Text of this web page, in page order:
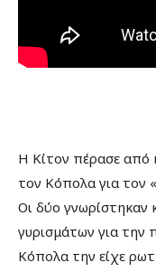
Η Κίτον πέρασε από
τον Κόπολα για τον
Οι δύο γνωρίστηκαν
γυρισμάτων για την
Κόπολα την είχε